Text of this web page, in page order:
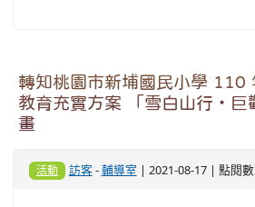
轉知桃園市新埔國民小學 110
教育充實方案 「雪白山行‧巨
畫
活動 訪客-輔導室 | 2021-08-17 | 點閱